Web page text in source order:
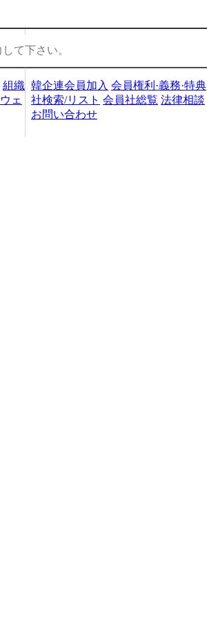
組織
ウェ
会員社加入・検索
韓企連会員加入 会員権利·義務·特典
社検索/リスト 会員社総覧 法律相談
お問い合わせ